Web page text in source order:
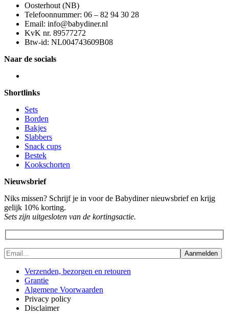
Oosterhout (NB)
Telefoonnummer: 06 – 82 94 30 28
Email: info@babydiner.nl
KvK nr. 89577272
Btw-id: NL004743609B08
Naar de socials
Shortlinks
Sets
Borden
Bakjes
Slabbers
Snack cups
Bestek
Kookschorten
Nieuwsbrief
Niks missen? Schrijf je in voor de Babydiner nieuwsbrief en krijg
gelijk 10% korting.
Sets zijn uitgesloten van de kortingsactie.
Verzenden, bezorgen en retouren
Grantie
Algemene Voorwaarden
Privacy policy
Disclaimer